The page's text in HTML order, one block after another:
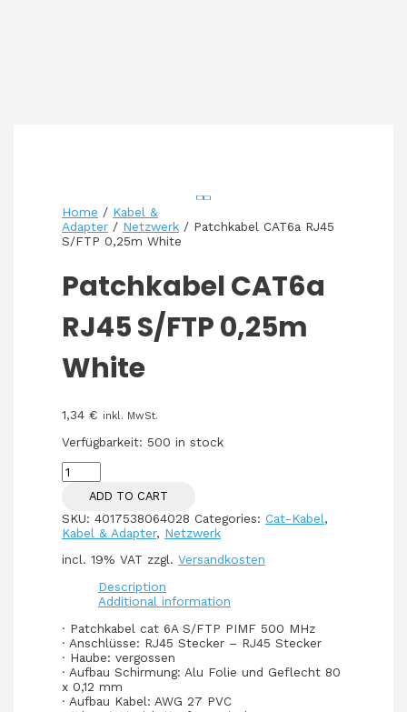
Home / Kabel &
Adapter / Netzwerk / Patchkabel CAT6a RJ45
S/FTP 0,25m White
Patchkabel CAT6a
RJ45 S/FTP 0,25m
White
1,34€ inkl. MwSt.
Verfügbarkeit: 500 in stock
Patchkabel
CAT6a
RJ45
S/FTP
0,25m
White
quantity
ADD TO CART
SKU:4017538064028 Categories:Cat-Kabel,
Kabel & Adapter, Netzwerk
incl. 19% VAT zzgl.Versandkosten
Description
Additional information
· Patchkabel cat 6A S/FTP PIMF 500 MHz
· Anschlüsse: RJ45 Stecker – RJ45 Stecker
· Haube: vergossen
· Aufbau Schirmung: Alu Folie und Geflecht 80
x 0,12 mm
· Aufbau Kabel: AWG 27 PVC